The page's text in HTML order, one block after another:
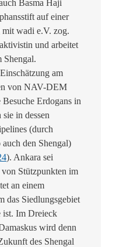
Basma Haji
auf einer
wadi e.V. zog.
und arbeitet
Shengal.
am
von NAV-DEM
Erdogans in
in dessen
(durch
den Shengal)
). Ankara sei
Stützpunkten im
an einem
das Siedlungsgebiet
ist. Im Dreieck
wird denn
des Shengal